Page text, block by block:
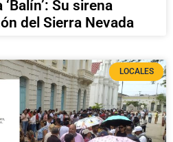
Su sirena
del Sierra Nevada
LOCALES